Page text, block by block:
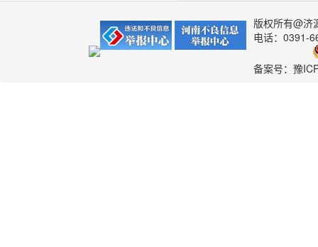
版权所有@济
电话：0391-
备案号： 豫